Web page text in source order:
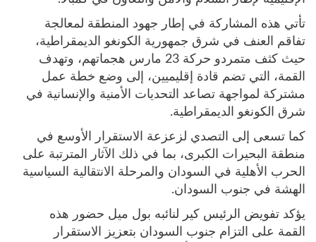
تأتي هذه المشاركة في إطار جهود المنطقة لمعالجة
تفاقم العنف في شرق جمهورية الكونغو الديمقراطية،
حيث كثف متمردو حركة 23 مارس هجماتهم، وتهدف
القمة، التي تضم قادة إقليميين، إلى وضع خطة عمل
مشتركة لمواجهة تصاعد التحديات الأمنية والإنسانية في
شرق الكونغو الديمقراطية.
كما تسعى إلى التصدي لزعزعة الاستقرار الأوسع في
منطقة البحيرات الكبرى، بما في ذلك الآثار المترتبة على
الحرب الأهلية في السودان والمرحلة الانتقالية السياسية
الهشة في جنوب السودان.
يؤكد تفويض الرئيس كير لنائبه بول ميل حضور هذه
القمة على التزام جنوب السودان بتعزيز الاستقرار